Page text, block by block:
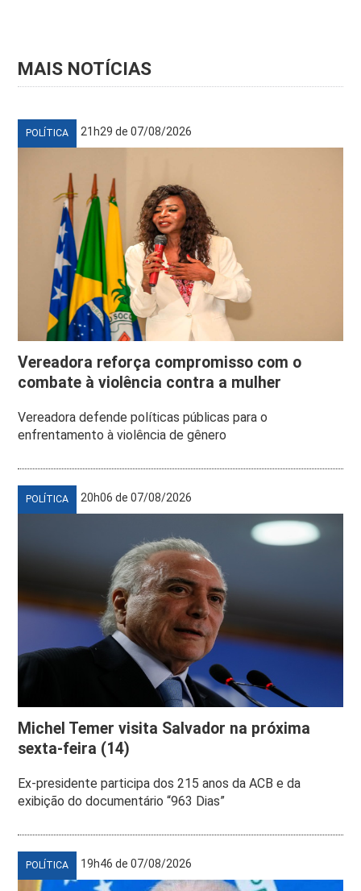
MAIS NOTÍCIAS
POLÍTICA 21h29 de 07/08/2026
Vereadora reforça compromisso com o
combate à violência contra a mulher
Vereadora defende políticas públicas para o
enfrentamento à violência de gênero
POLÍTICA 20h06 de 07/08/2026
Michel Temer visita Salvador na próxima
sexta-feira (14)
Ex-presidente participa dos 215 anos da ACB e da
exibição do documentário “963 Dias”
POLÍTICA 19h46 de 07/08/2026